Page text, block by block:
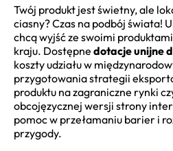
Twój produkt jest świetny, ale
ciasny? Czas na podbój świata!
chcą wyjść ze swoimi
kraju. Dostępne dotacje unijne
koszty udziału w
przygotowania strategii
produktu na zagraniczne rynki
obcojęzycznej wersji strony
pomoc w przełamaniu barier i
przygody.